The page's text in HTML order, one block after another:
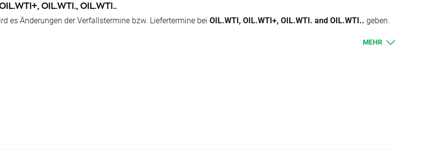
Instrument haben, erhalten die Swap-Punkte gutgeschrieben oder werden entsprechend belastet.
OIL.WTI., OIL.WTI..
es Änderungen der Verfallstermine bzw. Liefertermine bei OIL.WTI, OIL.WTI+, OIL.WTI. and OIL.WTI.. geben.
Preisschwankungen oder Preisveränderungen zwischen dem heutigen Schlusskurs
MEHR